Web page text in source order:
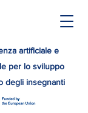
artificiale e
per lo sviluppo
degli insegnanti